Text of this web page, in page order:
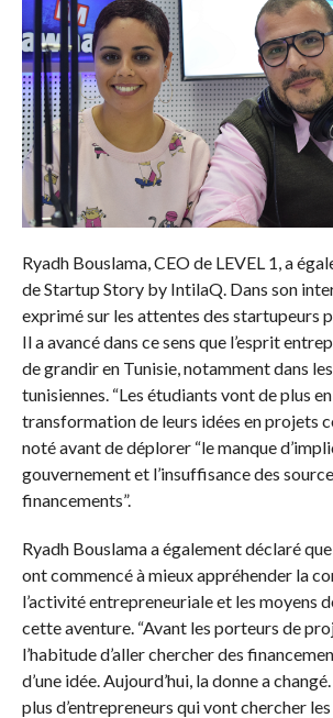
Ryadh Bouslama, CEO de LEVEL 1, a
de Startup Story by IntilaQ. Dans son
exprimé sur les attentes des startupeurs
Il a avancé dans ce sens que l’esprit
de grandir en Tunisie, notamment dans
tunisiennes. “Les étudiants vont de plus
transformation de leurs idées en projets
noté avant de déplorer “le manque
gouvernement et l’insuffisance des
financements”.
Ryadh Bouslama a également déclaré
ont commencé à mieux appréhender la
l’activité entrepreneuriale et les moyens
cette aventure. “Avant les porteurs de
l’habitude d’aller chercher des
d’une idée. Aujourd’hui, la donne a
plus d’entrepreneurs qui vont chercher